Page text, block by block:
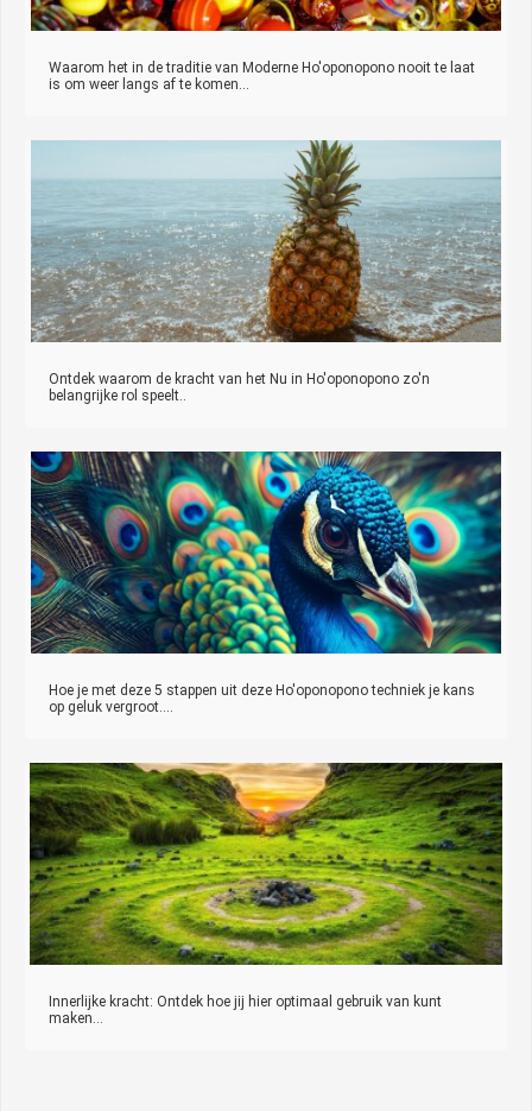
Waarom het in de traditie van Moderne Ho'oponopono nooit te laat
is om weer langs af te komen...
Ontdek waarom de kracht van het Nu in Ho'oponopono zo'n
belangrijke rol speelt..
Hoe je met deze 5 stappen uit deze Ho'oponopono techniek je kans
op geluk vergroot....
Innerlijke kracht: Ontdek hoe jij hier optimaal gebruik van kunt
maken...